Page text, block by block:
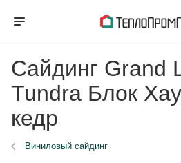
Сайдинг Grand
Tundra Блок
кедр
Виниловый сайдинг